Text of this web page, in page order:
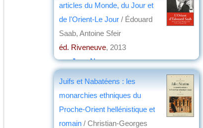
articles du Monde, du Jour et
de l'Orient-Le Jour / Édouard
Saab, Antoine Sfeir
éd. Riveneuve, 2013
parJean Nemo
Juifs et Nabatéens : les
monarchies ethniques du
Proche-Orient hellénistique et
romain / Christian-Georges